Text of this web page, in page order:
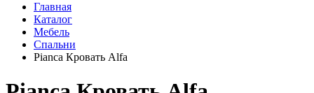
Главная
Каталог
Мебель
Спальни
Pianca Кровать Alfa